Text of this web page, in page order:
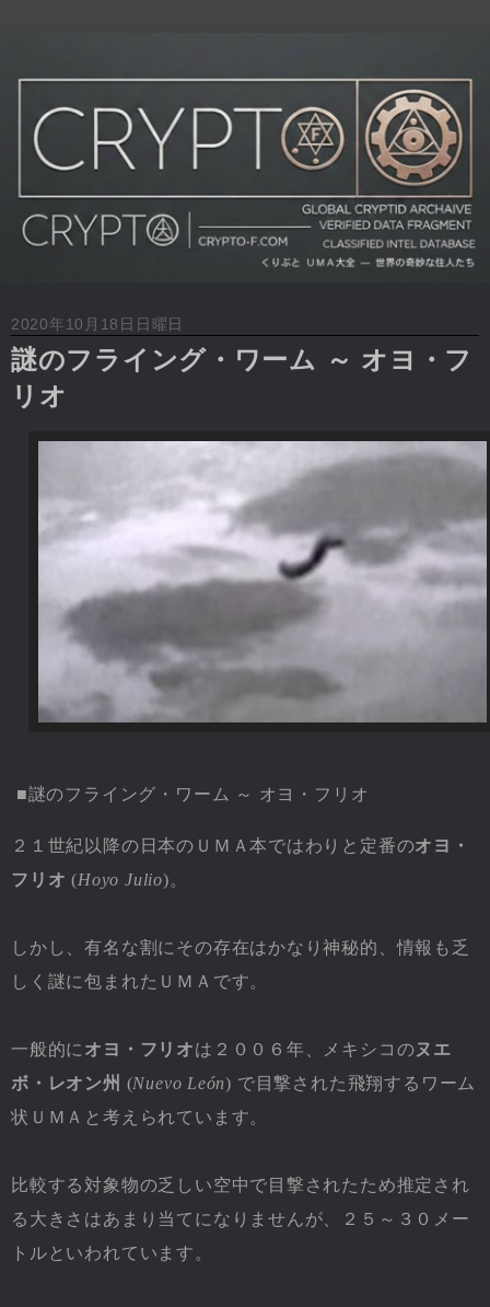
2020年10月18日日曜日
謎のフライング・ワーム ～ オヨ・フ
リオ
■謎のフライング・ワーム ～ オヨ・フリオ
２１世紀以降の日本のＵＭＡ本ではわりと定番のオヨ・
フリオ (Hoyo Julio)。
しかし、有名な割にその存在はかなり神秘的、情報も乏
しく謎に包まれたＵＭＡです。
一般的に オヨ・フリオは２００６年、メキシコのヌエ
ボ・レオン州 (Nuevo León) で目撃された飛翔するワーム
状ＵＭＡと考えられています。
比較する対象物の乏しい空中で目撃されたため推定され
る大きさはあまり当てになりませんが、２５～３０メー
トルといわれています。